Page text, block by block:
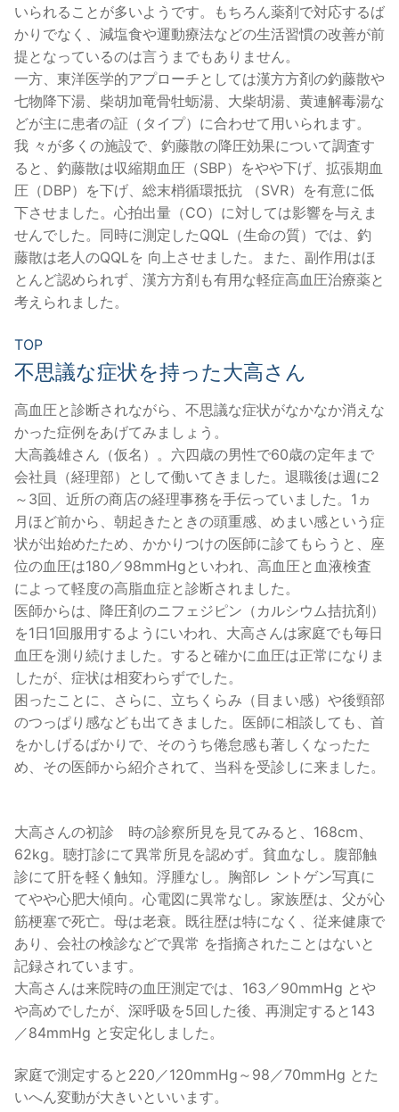
いられることが多いようです。もちろん薬剤で対応するば
かりでなく、減塩食や運動療法などの生活習慣の改善が前
提となっているのは言うまでもありません。
一方、東洋医学的アプローチとしては漢方方剤の釣藤散や
七物降下湯、柴胡加竜骨牡蛎湯、大柴胡湯、黄連解毒湯な
どが主に患者の証（タイプ）に合わせて用いられます。
我 々が多くの施設で、釣藤散の降圧効果について調査す
ると、釣藤散は収縮期血圧（SBP）をやや下げ、拡張期血
圧（DBP）を下げ、総末梢循環抵抗 （SVR）を有意に低
下させました。心拍出量（CO）に対しては影響を与えま
せんでした。同時に測定したQQL（生命の質）では、釣
藤散は老人のQQLを 向上させました。また、副作用はほ
とんど認められず、漢方方剤も有用な軽症高血圧治療薬と
考えられました。
TOP
不思議な症状を持った大高さん
高血圧と診断されながら、不思議な症状がなかなか消えな
かった症例をあげてみましょう。
大高義雄さん（仮名）。六四歳の男性で60歳の定年まで
会社員（経理部）として働いてきました。退職後は週に2
～3回、近所の商店の経理事務を手伝っていました。1ヵ
月ほど前から、朝起きたときの頭重感、めまい感という症
状が出始めたため、かかりつけの医師に診てもらうと、座
位の血圧は180／98mmHgといわれ、高血圧と血液検査
によって軽度の高脂血症と診断されました。
医師からは、降圧剤のニフェジピン（カルシウム拮抗剤）
を1日1回服用するようにいわれ、大高さんは家庭でも毎日
血圧を測り続けました。すると確かに血圧は正常になりま
したが、症状は相変わらずでした。
困ったことに、さらに、立ちくらみ（目まい感）や後頸部
のつっぱり感なども出てきました。医師に相談しても、首
をかしげるばかりで、そのうち倦怠感も著しくなったた
め、その医師から紹介されて、当科を受診しに来ました。
大高さんの初診 時の診察所見を見てみると、168cm、
62kg。聴打診にて異常所見を認めず。貧血なし。腹部触
診にて肝を軽く触知。浮腫なし。胸部レ ントゲン写真に
てやや心肥大傾向。心電図に異常なし。家族歴は、父が心
筋梗塞で死亡。母は老衰。既往歴は特になく、従来健康で
あり、会社の検診などで異常 を指摘されたことはないと
記録されています。
大高さんは来院時の血圧測定では、163／90mmHg とや
や高めでしたが、深呼吸を5回した後、再測定すると143
／84mmHg と安定化しました。
家庭で測定すると220／120mmHg～98／70mmHg とた
いへん変動が大きいといいます。